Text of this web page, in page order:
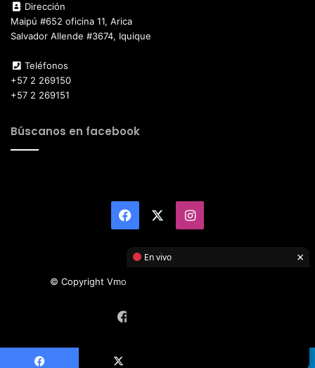
Dirección
Maipú #652 oficina 11, Arica
Salvador Allende #3674, Iquique
Teléfonos
+57 2 269150
+57 2 269151
Búscanos en facebook
Facebook Instagram
© Copyright Vmotor TI 2026, All Rights Reserved
En vivo ×